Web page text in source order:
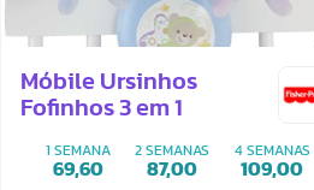
Móbile Ursinhos
Fofinhos 3 em 1
1 SEMANA
69,60
2 SEMANAS
87,00
4 SEMANAS
109,00